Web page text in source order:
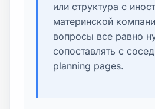
или структура с
материнской
вопросы все равно
сопоставлять с
planning pages.